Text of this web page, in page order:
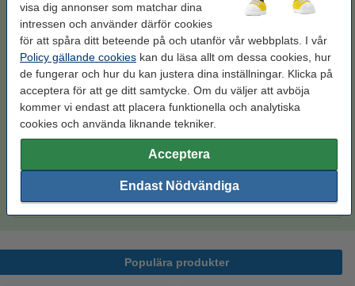
visa dig annonser som matchar dina
intressen och använder därför cookies
för att spåra ditt beteende på och utanför vår webbplats. I vår
Policy gällande cookies kan du läsa allt om dessa cookies, hur
de fungerar och hur du kan justera dina inställningar. Klicka på
acceptera för att ge ditt samtycke. Om du väljer att avböja
kommer vi endast att placera funktionella och analytiska
cookies och använda liknande tekniker.
Acceptera
Endast Nödvändiga
(F6U68AE) svart bläckpatron hög kapacitet
300 kr
Ohålat 500 ark
Kopieringspapper A4 80g | Zoom | 500 ark
80 kr
Hålat 500 ark
Kopieringspapper A4 80g HÅLAT | Zoom | 500
Populära produkter